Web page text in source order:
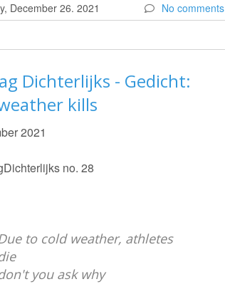
December 26. 2021 No comments
Dichterlijks - Gedicht:
kills
2021
no. 28
to cold weather, athletes
you ask why